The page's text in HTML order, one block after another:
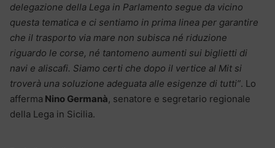
delegazione della Lega in Parlamento segue da vicino
questa tematica e ci sentiamo in prima linea per garantire
che il trasporto via mare non subisca né riduzione
riguardo le corse, né tantomeno aumenti sui biglietti di
navi e aliscafi. Siamo certi che dopo il vertice al Mit si
troverà una soluzione adeguata alle esigenze di tutti”. Lo
afferma Nino Germanà, senatore e segretario regionale
della Lega in Sicilia.